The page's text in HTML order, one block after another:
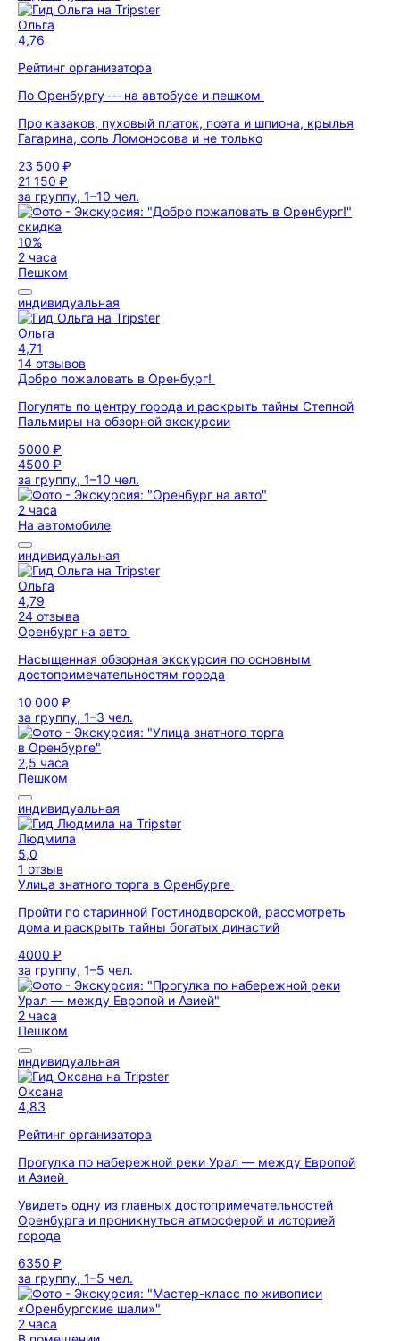
Ольга
4,76
Рейтинг организатора
По Оренбургу — на автобусе и пешком
Про казаков, пуховый платок, поэта и шпиона, крылья
Гагарина, соль Ломоносова и не только
23 500 ₽
21 150 ₽
за группу, 1–10 чел.
скидка
10%
2 часа
Пешком
индивидуальная
Ольга
4,71
14 отзывов
Добро пожаловать в Оренбург!
Погулять по центру города и раскрыть тайны Степной
Пальмиры на обзорной экскурсии
5000 ₽
4500 ₽
за группу, 1–10 чел.
2 часа
На автомобиле
индивидуальная
Ольга
4,79
24 отзыва
Оренбург на авто
Насыщенная обзорная экскурсия по основным
достопримечательностям города
10 000 ₽
за группу, 1–3 чел.
2,5 часа
Пешком
индивидуальная
Людмила
5,0
1 отзыв
Улица знатного торга в Оренбурге
Пройти по старинной Гостинодворской, рассмотреть
дома и раскрыть тайны богатых династий
4000 ₽
за группу, 1–5 чел.
2 часа
Пешком
индивидуальная
Оксана
4,83
Рейтинг организатора
Прогулка по набережной реки Урал — между Европой
и Азией
Увидеть одну из главных достопримечательностей
Оренбурга и проникнуться атмосферой и историей
города
6350 ₽
за группу, 1–5 чел.
2 часа